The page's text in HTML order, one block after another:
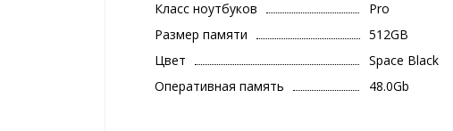
Класс ноутбуков
Pro
Размер памяти
512GB
Цвет
Space Black
Оперативная память
48.0Gb